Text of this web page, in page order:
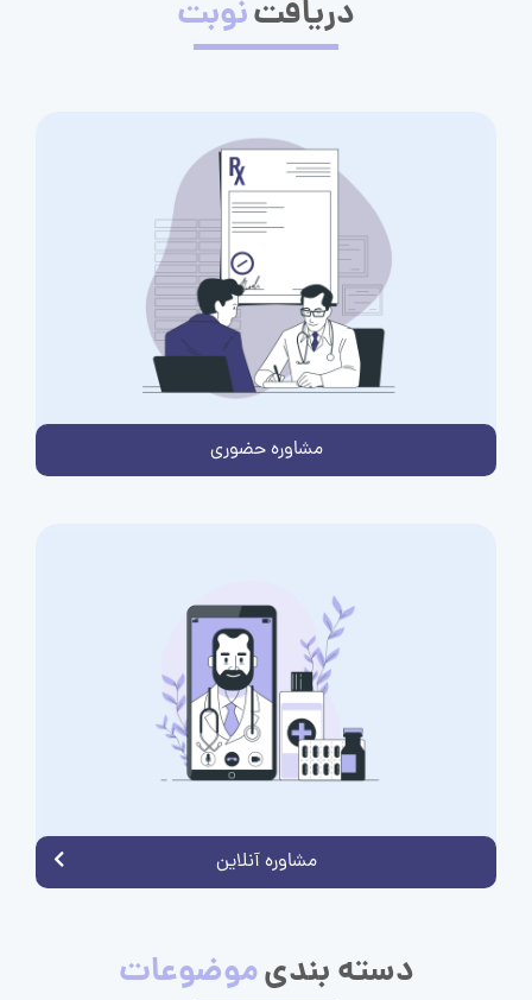
دریافتنوبت
مشاوره حضوری
مشاوره آنلاین
دسته بندیموضوعات